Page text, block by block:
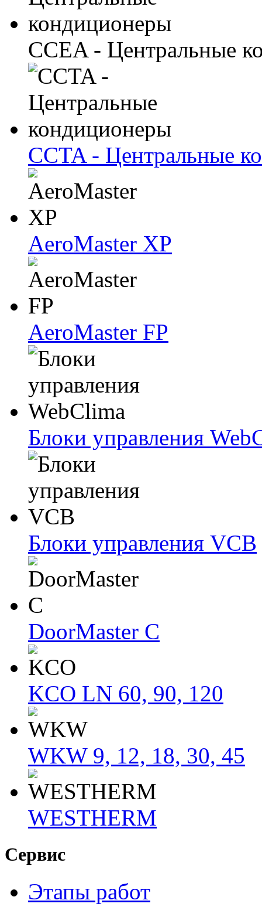
CCEA - Центральные
CCTA - Центральные
AeroMaster XP
AeroMaster FP
Блоки упрaвлeния
Блоки упрaвлeния VCB
DoorMaster C
KCO LN 60, 90, 120
WKW 9, 12, 18, 30, 45
WESTHERM
Сервис
Этапы работ